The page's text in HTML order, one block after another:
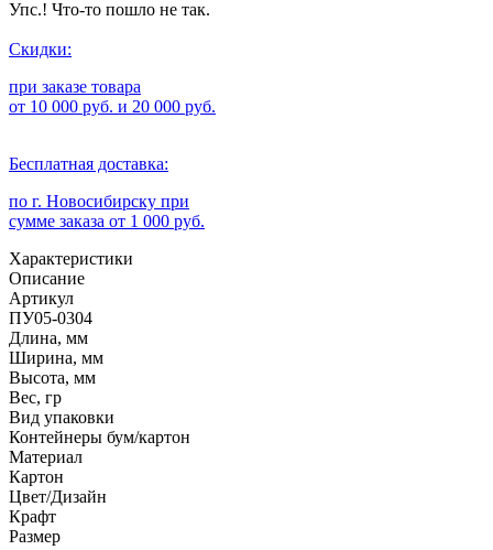
Упс.! Что-то пошло не так.
Скидки:
при заказе товара
от 10 000 руб. и 20 000 руб.
Бесплатная доставка:
по г. Новосибирску при
сумме заказа от 1 000 руб.
Характеристики
Описание
Артикул
ПУ05-0304
Длина, мм
Ширина, мм
Высота, мм
Вес, гр
Вид упаковки
Контейнеры бум/картон
Материал
Картон
Цвет/Дизайн
Крафт
Размер